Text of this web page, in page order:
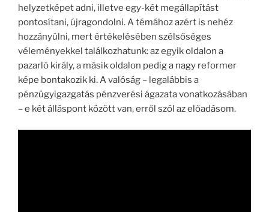
helyzetképet adni, illetve egy-két megállapítást
pontosítani, újragondolni. A témához azért is nehéz
hozzányúlni, mert értékelésében szélsőséges
véleményekkel találkozhatunk: az egyik oldalon a
pazarló király, a másik oldalon pedig a nagy reformer
képe bontakozik ki. A valóság – legalábbis a
pénzügyigazgatás pénzverési ágazata vonatkozásában
– e két álláspont között van, erről szól az előadásom.